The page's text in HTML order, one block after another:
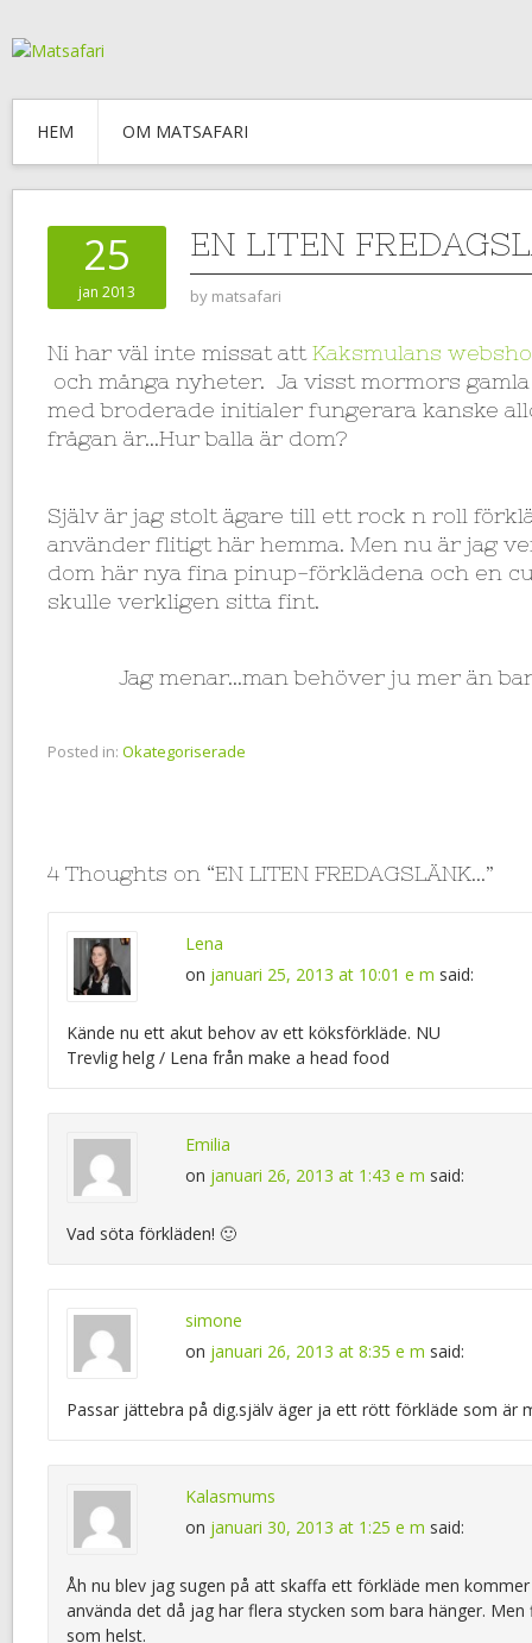
HEM OM MATSAFARI
25
jan 2013
EN LITEN
by matsafari
Ni har väl inte missat attKaksmulans
och många nyheter. Ja visst mormors
med broderade initialer fungerara kanske
frågan är…Hur balla är dom?
Själv är jag stolt ägare till ett rock n roll
använder flitigt här hemma. Men nu är jag
dom här nya fina pinup-förklädena och en
skulle verkligen sitta fint.
Jag menar…man behöver ju mer än
Posted in: Okategoriserade
4 Thoughts on “EN LITEN FREDAGSLÄNK…”
Lena
on januari 25, 2013 at 10:01 e m said:
Kände nu ett akut behov av ett köksförkläde. NU
Trevlig helg / Lena från make a head food
Emilia
on januari 26, 2013 at 1:43 e m said:
Vad söta förkläden! 🙂
simone
on januari 26, 2013 at 8:35 e m said:
Passar jättebra på dig.själv äger ja ett rött förkläde som är
Kalasmums
on januari 30, 2013 at 1:25 e m said:
Åh nu blev jag sugen på att skaffa ett förkläde men
använda det då jag har flera stycken som bara hänger.
som helst.